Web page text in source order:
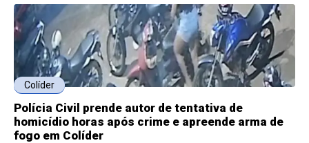
Colíder
Polícia Civil prende autor de tentativa de
homicídio horas após crime e apreende arma de
fogo em Colíder